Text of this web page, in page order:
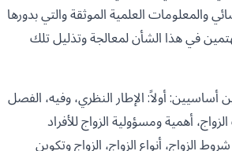
والمعلومات العلمية الموثقة والتي بدورها
في هذا الشأن لمعالجة وتذليل تلك
أولاً: الإطار النظري، وفيه، الفصل
أهمية ومسؤولية الزواج للأفراد
الزواج، أنواع الزواج، الزواج وتكوين